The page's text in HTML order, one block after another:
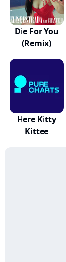
Die For You
(Remix)
Here Kitty
Kittee